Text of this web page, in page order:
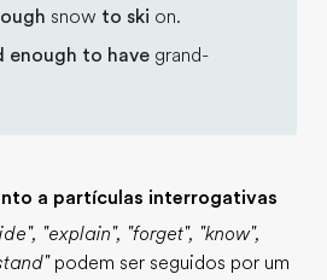
snow to ski on.
enough to have grand-
a partículas interrogativas
"explain", "forget", "know",
podem ser seguidos por um